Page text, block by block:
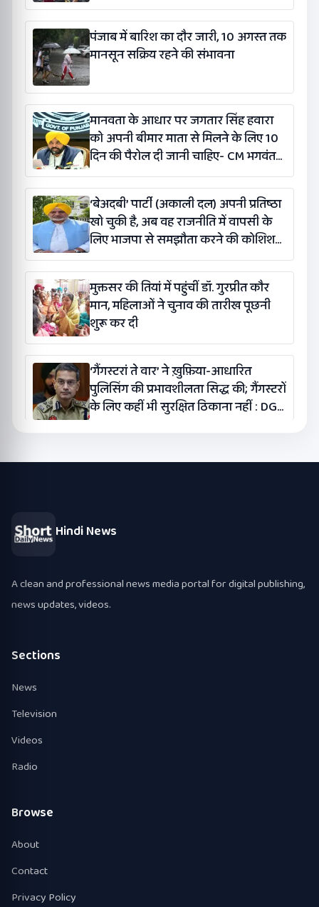
पंजाब में बारिश का दौर जारी, 10 अगस्त तक
मानसून सक्रिय रहने की संभावना
मानवता के आधार पर जगतार सिंह हवारा
को अपनी बीमार माता से मिलने के लिए 10
दिन की पैरोल दी जानी चाहिए- CM भगवंत
सिंह मान
‘बेअदबी’ पार्टी (अकाली दल) अपनी प्रतिष्ठा
खो चुकी है, अब वह राजनीति में वापसी के
लिए भाजपा से समझौता करने की कोशिश
कर रही है: बलतेज पन्नू
मुक्तसर की तियां में पहुंचीं डॉ. गुरप्रीत कौर
मान, महिलाओं ने चुनाव की तारीख पूछनी
शुरू कर दी
‘गैंगस्टरां ते वार’ ने ख़ुफ़िया-आधारित
पुलिसिंग की प्रभावशीलता सिद्ध की; गैंगस्टरों
के लिए कहीं भी सुरक्षित ठिकाना नहीं : DGP
Hindi News
A clean and professional news media portal for digital publishing,
news updates, videos.
Sections
News
Television
Videos
Radio
Browse
About
Contact
Privacy Policy